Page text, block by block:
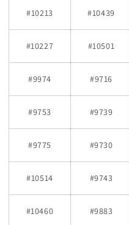
#10213 #10439
#10227 #10501
#9974 #9716
#9753 #9739
#9775 #9730
#10514 #9743
#10460 #9883